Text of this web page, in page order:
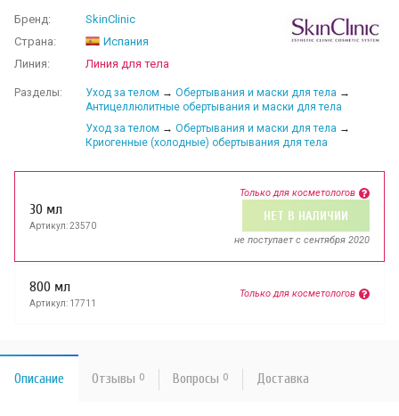
Бренд:
SkinClinic
Страна:
Испания
Линия:
Линия для тела
Разделы: Уход за телом → Обертывания и маски для тела →
Антицеллюлитные обертывания и маски для тела
Уход за телом → Обертывания и маски для тела →
Криогенные (холодные) обертывания для тела
30 мл
Артикул: 23570
Только для косметологов
НЕТ В НАЛИЧИИ
не поступает c сентября 2020
800 мл
Артикул: 17711
Только для косметологов
Описание Отзывы 0 Вопросы 0 Доставка